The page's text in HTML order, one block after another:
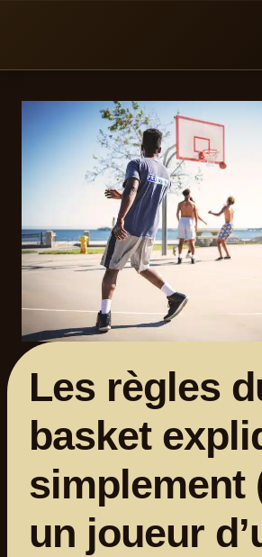
Les règles
basket
simplement
un joueur